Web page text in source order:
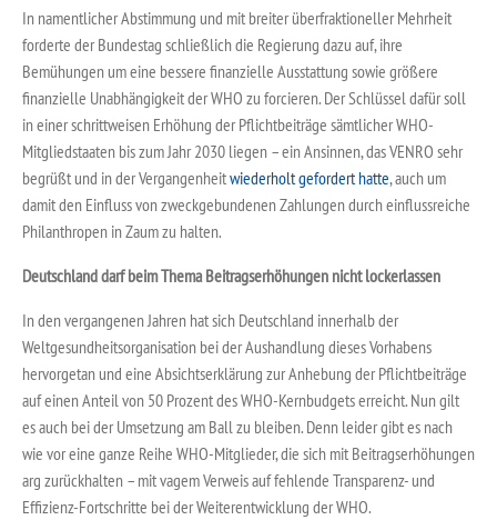
In namentlicher Abstimmung und mit breiter überfraktioneller Mehrheit
forderte der Bundestag schließlich die Regierung dazu auf, ihre
Bemühungen um eine bessere finanzielle Ausstattung sowie größere
finanzielle Unabhängigkeit der WHO zu forcieren. Der Schlüssel dafür soll
in einer schrittweisen Erhöhung der Pflichtbeiträge sämtlicher WHO-
Mitgliedstaaten bis zum Jahr 2030 liegen – ein Ansinnen, das VENRO sehr
begrüßt und in der Vergangenheitwiederholt gefordert hatte, auch um
damit den Einfluss von zweckgebundenen Zahlungen durch einflussreiche
Philanthropen in Zaum zu halten.
Deutschland darf beim Thema Beitragserhöhungen nicht lockerlassen
In den vergangenen Jahren hat sich Deutschland innerhalb der
Weltgesundheitsorganisation bei der Aushandlung dieses Vorhabens
hervorgetan und eine Absichtserklärung zur Anhebung der Pflichtbeiträge
auf einen Anteil von 50 Prozent des WHO-Kernbudgets erreicht. Nun gilt
es auch bei der Umsetzung am Ball zu bleiben. Denn leider gibt es nach
wie vor eine ganze Reihe WHO-Mitglieder, die sich mit Beitragserhöhungen
arg zurückhalten – mit vagem Verweis auf fehlende Transparenz- und
Effizienz-Fortschritte bei der Weiterentwicklung der WHO.